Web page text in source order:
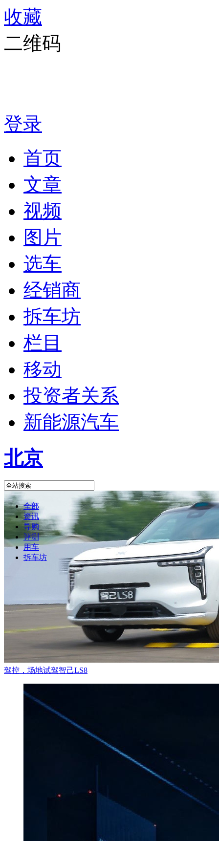
收藏
二维码
登录
首页
文章
视频
图片
选车
经销商
拆车坊
栏目
移动
投资者关系
新能源汽车
北京
将永远成为历史
全部
资讯
导购
评测
用车
拆车坊